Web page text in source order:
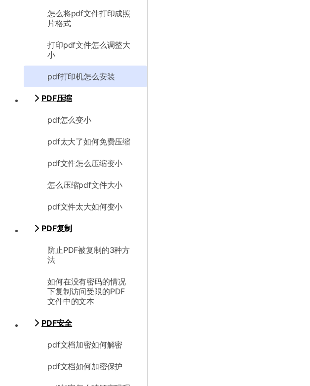
怎么将pdf文件打印成照
片格式
打印pdf文件怎么调整大
小
pdf打印机怎么安装
PDF压缩
pdf怎么变小
pdf太大了如何免费压缩
pdf文件怎么压缩变小
怎么压缩pdf文件大小
pdf文件太大如何变小
PDF复制
防止PDF被复制的3种方
法
如何在没有密码的情况
下复制访问受限的PDF
文件中的文本
PDF安全
pdf文档加密如何解密
pdf文档如何加密保护